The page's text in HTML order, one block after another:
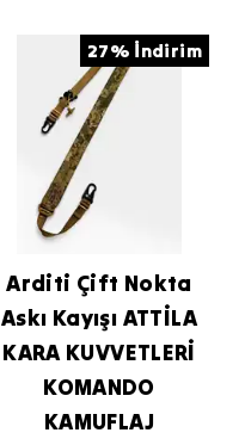
27% İndirim
Arditi Çift Nokta
Askı Kayışı ATTİLA
KARA KUVVETLERİ
KOMANDO
KAMUFLAJ